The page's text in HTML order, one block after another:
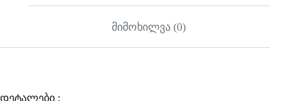
მიმოხილვა (0)
დეტალები :